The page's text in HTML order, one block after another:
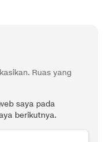
Ruas yang
saya pada
berikutnya.